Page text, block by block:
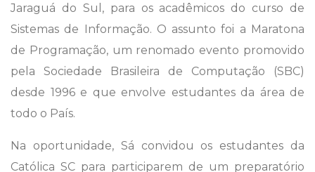
Jaraguá do Sul, para os acadêmicos do curso de
Sistemas de Informação. O assunto foi a Maratona
de Programação, um renomado evento promovido
pela Sociedade Brasileira de Computação (SBC)
desde 1996 e que envolve estudantes da área de
todo o País.
Na oportunidade, Sá convidou os estudantes da
Católica SC para participarem de um preparatório